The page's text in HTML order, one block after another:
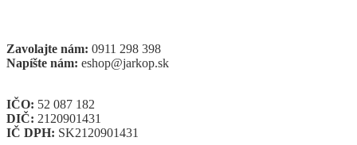
Zavolajte nám: 0911 298 398
Napíšte nám: eshop@jarkop.sk
IČO: 52 087 182
DIČ: 2120901431
IČ DPH: SK2120901431